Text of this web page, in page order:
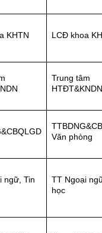
KHTN LCĐ khoa
Trung tâm
HTĐT&KNDN
Văn phòng
ngữ, Tin
TT Ngoại
học